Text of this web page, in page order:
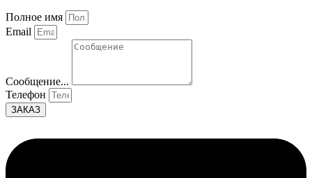
Полное имя
Email
Сообщение...
Телефон
ЗАКАЗ